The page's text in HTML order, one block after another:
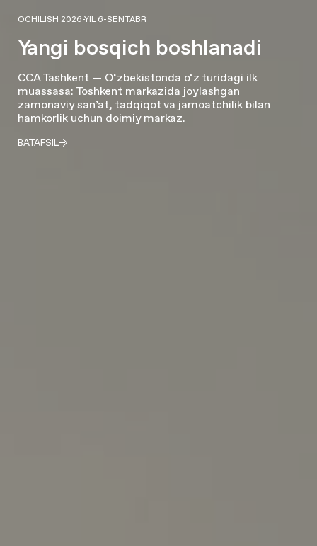
OCHILISH 2026-YIL 6-SENTABR
Yangi bosqich boshlanadi
CCA Tashkent — O‘zbekistonda o‘z turidagi ilk
muassasa: Toshkent markazida joylashgan
zamonaviy san’at, tadqiqot va jamoatchilik bilan
hamkorlik uchun doimiy markaz.
BATAFSIL